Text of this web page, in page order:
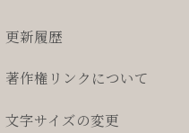
更新履歴
著作権 リンクについて
文字サイズの変更